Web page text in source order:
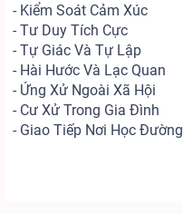
- Kiểm Soát Cảm Xúc
- Tư Duy Tích Cực
- Tự Giác Và Tự Lập
- Hài Hước Và Lạc Quan
- Ứng Xử Ngoài Xã Hội
- Cư Xử Trong Gia Đình
- Giao Tiếp Nơi Học Đường